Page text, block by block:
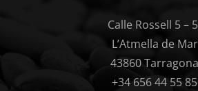
Calle Rossell 5 –
L’Atmella de Mar
43860 Tarragona
+34 656 44 55 85